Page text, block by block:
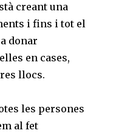
creant una
i fins i tot el
donar
en cases,
llocs.
les persones
al fet